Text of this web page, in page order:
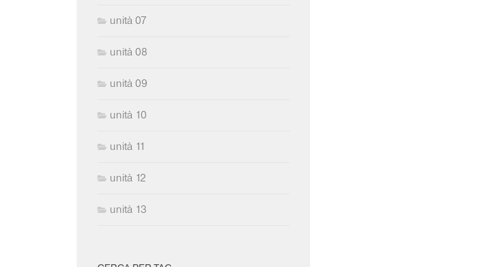
unità 07
unità 08
unità 09
unità 10
unità 11
unità 12
unità 13